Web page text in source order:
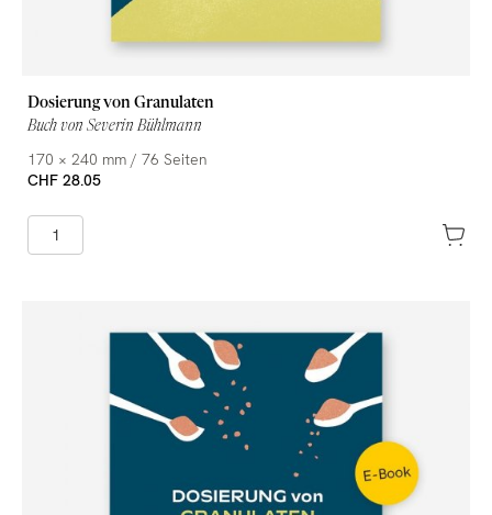
Dosierung von Granulaten
Buch von Severin Bühlmann
170 × 240 mm / 76 Seiten
CHF 28.05